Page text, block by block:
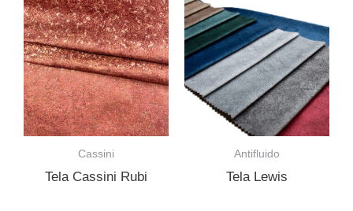
Cassini
Tela Cassini Rubi
Antifluido
Tela Lewis